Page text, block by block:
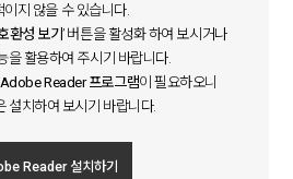
이지 않을 수 있습니다.
환성 보기’ 버튼을 활성화 하여 보시거나
을 활용하여 주시기 바랍니다.
Adobe Reader 프로그램이 필요하오니
설치하여 보시기 바랍니다.
Reader 설치하기